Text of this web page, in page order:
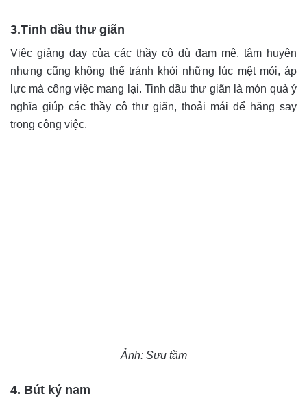
3.Tinh dầu thư giãn
Việc giảng dạy của các thầy cô dù đam mê, tâm huyên
nhưng cũng không thể tránh khỏi những lúc mệt mỏi, áp
lực mà công việc mang lại. Tinh dầu thư giãn là món quà ý
nghĩa giúp các thầy cô thư giãn, thoải mái để hăng say
trong công việc.
Ảnh: Sưu tầm
4. Bút ký nam